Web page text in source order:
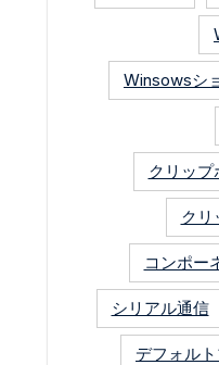
Winsowsシ
クリップ
クリ
コンポー
シリアル通信
デフォル